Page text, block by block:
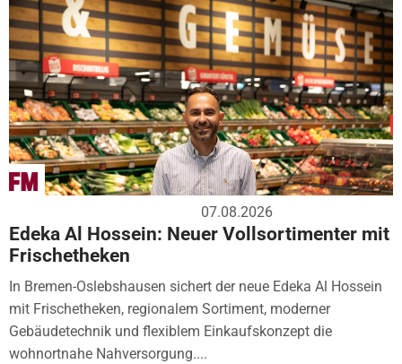
07.08.2026
Edeka Al Hossein: Neuer Vollsortimenter mit
Frischetheken
In Bremen-Oslebshausen sichert der neue Edeka Al Hossein
mit Frischetheken, regionalem Sortiment, moderner
Gebäudetechnik und flexiblem Einkaufskonzept die
wohnortnahe Nahversorgung....